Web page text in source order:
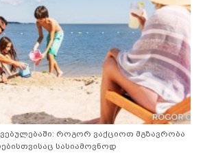
როგორ ვაქციოთ მგზავრობა
სასიამოვნოდ